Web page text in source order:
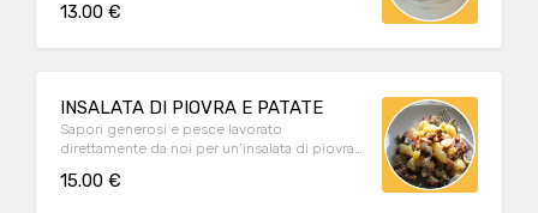
13.00 €
INSALATA DI PIOVRA E PATATE
Sapori generosi e pesce lavorato
direttamente da noi per un’insalata di piovra
15.00 €